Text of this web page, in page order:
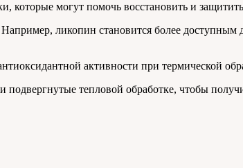
могут помочь восстановить и
ликопин становится более доступным
активности при термической
тепловой обработке, чтобы